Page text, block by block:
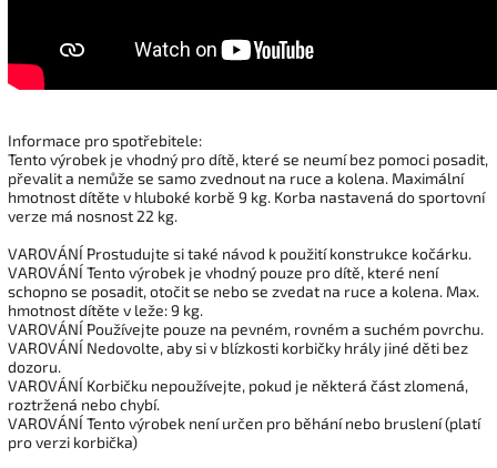
Informace pro spotřebitele:
Tento výrobek je vhodný pro dítě, které se neumí bez pomoci posadit,
převalit a nemůže se samo zvednout na ruce a kolena. Maximální
hmotnost dítěte v hluboké korbě 9 kg. Korba nastavená do sportovní
verze má nosnost 22 kg.
VAROVÁNÍ Prostudujte si také návod k použití konstrukce kočárku.
VAROVÁNÍ Tento výrobek je vhodný pouze pro dítě, které není
schopno se posadit, otočit se nebo se zvedat na ruce a kolena. Max.
hmotnost dítěte v leže: 9 kg.
VAROVÁNÍ Používejte pouze na pevném, rovném a suchém povrchu.
VAROVÁNÍ Nedovolte, aby si v blízkosti korbičky hrály jiné děti bez
dozoru.
VAROVÁNÍ Korbičku nepoužívejte, pokud je některá část zlomená,
roztržená nebo chybí.
VAROVÁNÍ Tento výrobek není určen pro běhání nebo bruslení (platí
pro verzi korbička)